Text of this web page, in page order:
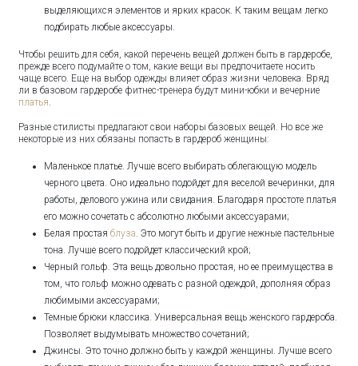
выделяющихся элементов и ярких красок. К таким вещам легко
подбирать любые аксессуары.
Чтобы решить для себя, какой перечень вещей должен быть в гардеробе,
прежде всего подумайте о том, какие вещи вы предпочитаете носить
чаще всего. Еще на выбор одежды влияет образ жизни человека. Вряд
ли в базовом гардеробе фитнес-тренера будут мини-юбки и вечерние
платья.
Разные стилисты предлагают свои наборы базовых вещей. Но все же
некоторые из них обязаны попасть в гардероб женщины:
Маленькое платье. Лучше всего выбирать облегающую модель
черного цвета. Оно идеально подойдет для веселой вечеринки, для
работы, делового ужина или свидания. Благодаря простоте платья
его можно сочетать с абсолютно любыми аксессуарами;
Белая простаяблуза. Это могут быть и другие нежные пастельные
тона. Лучше всего подойдет классический крой;
Черный гольф. Эта вещь довольно простая, но ее преимущества в
том, что гольф можно одевать с разной одеждой, дополняя образ
любимыми аксессуарами;
Темные брюки классика. Универсальная вещь женского гардероба.
Позволяет выдумывать множество сочетаний;
Джинсы. Это точно должно быть у каждой женщины. Лучше всего